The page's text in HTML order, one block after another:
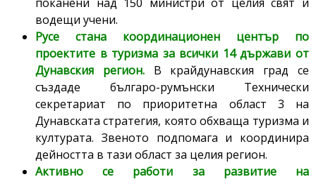
водещи учени.
Русе стана координационен център по
проектите в туризма за всички 14 държави от
Дунавския регион.
В крайдунавския град се
създаде българо-румънски Технически
секретариат по приоритетна област 3 на
Дунавската стратегия, която обхваща туризма и
културата. Звеното подпомага и координира
дейността в тази област за целия регион.
Активно се работи за развитие на